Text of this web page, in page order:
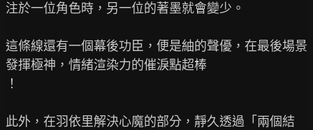
注於一位角色時，另一位的著墨就會變少。
這條線還有一個幕後功臣，便是紬的聲優，在最後場景
發揮極神，情緒渲染力的催淚點超棒
！
此外，在羽依里解決心魔的部分，靜久透過「兩個結